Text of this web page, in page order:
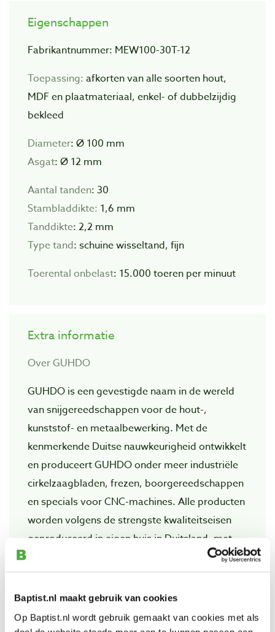
Baptist.nl maakt gebruik van cookies
Op Baptist.nl wordt gebruik gemaakt van cookies met als
Eigenschappen
Fabrikantnummer: MEW100-30T-12
Toepassing: afkorten van alle soorten hout,
MDF en plaatmateriaal, enkel- of dubbelzijdig
bekleed
Diameter: Ø 100 mm
Asgat: Ø 12 mm
Aantal tanden: 30
Stambladdikte: 1,6 mm
Tanddikte: 2,2 mm
Type tand: schuine wisseltand, fijn
Toerental onbelast: 15.000 toeren per minuut
Extra informatie
Over GUHDO
GUHDO is een gevestigde naam in de wereld
van snijgereedschappen voor de hout-,
kunststof- en metaalbewerking. Met de
kenmerkende Duitse nauwkeurigheid ontwikkelt
en produceert GUHDO onder meer industriële
cirkelzaagbladen, frezen, boorgereedschappen
en specials voor CNC-machines. Alle producten
worden volgens de strengste kwaliteitseisen
geproduceerd in eigen huis in Duitsland, met
materialen en geavanceerde
producttechnologieën, waardoor GUHDO
garant staat voor betrouwbare prestaties,